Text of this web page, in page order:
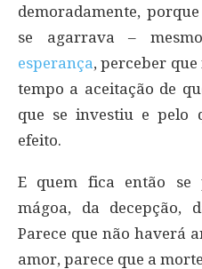
demoradamente,
se agarrava –
esperança, perceber
tempo a aceitação de
que se investiu e pelo
efeito.
E quem fica então se
mágoa, da decepção,
Parece que não haverá
amor, parece que a